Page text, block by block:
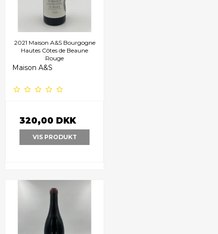
2021 Maison A&S Bourgogne
Hautes Côtes de Beaune
Rouge
Maison A&S
320,00 DKK
VIS PRODUKT